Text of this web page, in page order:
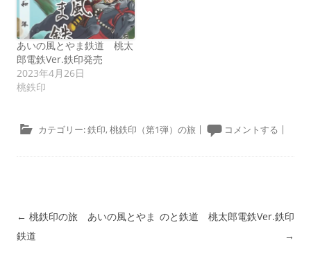
あいの風とやま鉄道 桃太
郎電鉄Ver.鉄印発売
2023年4月26日
桃鉄印
カテゴリー:鉄印,桃鉄印（第1弾）の旅 | コメントする |
投稿ナビゲーション
← 桃鉄印の旅 あいの風とやま
鉄道
のと鉄道 桃太郎電鉄Ver.鉄印
→